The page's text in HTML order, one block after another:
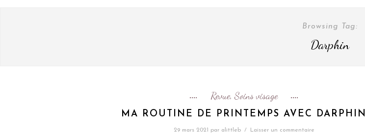
Browsing Tag:
Darphin
Revue, Soins visage
MA ROUTINE DE PRINTEMPS AVEC DARPHIN
29 mars 2021 par alittleb / Laisser un commentaire